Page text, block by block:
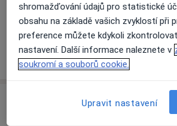
Na teto adrese lékař přijímá
Detaily
Více
shromažďování údajů pro statistické
obsahu na základě vašich zvyklostí při
preference můžete kdykoli
nastavení. Další informace naleznete v
soukromí a souborů cookie.
Upravit nastavení